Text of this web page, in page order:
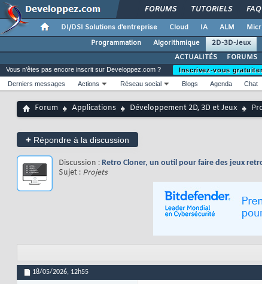
FORUMS TUTORIELS FAQ
DI/DSI Solutions d'entreprise Cloud IA ALM
Programmation
Algorithmique 2D-3D-Jeux
ACTUALITÉS
FORUMS
Vous n'êtes pas encore inscrit sur Developpez.com ?
Inscrivez-vous
Derniers messages
Actions Réseau social Blogs Agenda Chat
Forum Applications Développement 2D, 3D et Jeux
+ Répondre à la discussion
Discussion : Retro Cloner, un outil pour faire des jeux
Sujet : Projets
18/05/2026, 12h55